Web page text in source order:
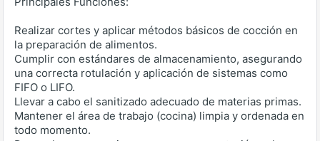
Realizar cortes y aplicar métodos básicos de cocción en
la preparación de alimentos.
Cumplir con estándares de almacenamiento, asegurando
una correcta rotulación y aplicación de sistemas como
FIFO o LIFO.
Llevar a cabo el sanitizado adecuado de materias primas.
Mantener el área de trabajo (cocina) limpia y ordenada en
todo momento.